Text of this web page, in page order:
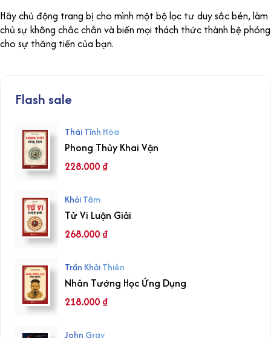
Hãy chủ động trang bị cho mình một bộ lọc tư duy sắc bén, làm
chủ sự không chắc chắn và biến mọi thách thức thành bệ phóng
cho sự thăng tiến của bạn.
Flash sale
Thái Tĩnh Hòa
Phong Thủy Khai Vận
228.000₫
Khải Tâm
Tử Vi Luận Giải
268.000₫
Trần Khải Thiên
Nhân Tướng Học Ứng Dụng
218.000₫
John Gray